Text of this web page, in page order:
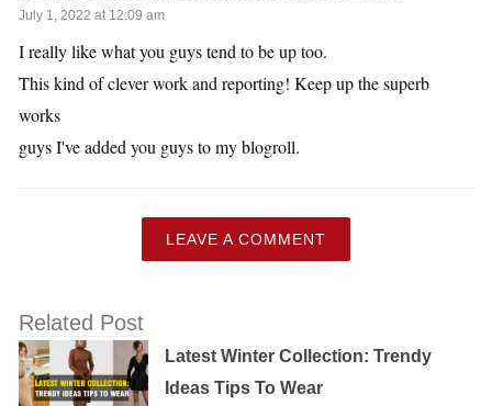
July 1, 2022 at 12:09 am
I really like what you guys tend to be up too.
This kind of clever work and reporting! Keep up the superb
works
guys I've added you guys to my blogroll.
LEAVE A COMMENT
Related Post
Latest Winter Collection: Trendy
Ideas Tips To Wear